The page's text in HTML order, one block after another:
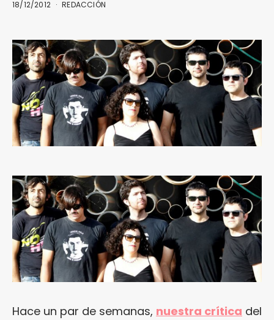
18/12/2012 REDACCIÓN
Hace un par de semanas, nuestra crítica del